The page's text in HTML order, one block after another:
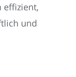
effizient,
und